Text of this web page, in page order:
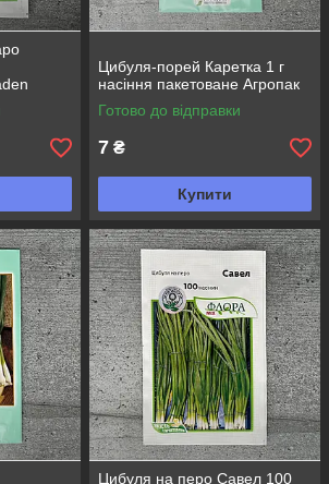
Цибуля-порей Каретка 1 г
насіння пакетоване Агропак
Готово до відправки
7 ₴
Купити
Цибуля на перо Савел 100